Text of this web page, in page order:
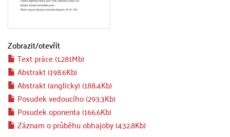
Zobrazit/otevřít
Text práce (1.281Mb)
Abstrakt (198.6Kb)
Abstrakt (anglicky) (188.4Kb)
Posudek vedoucího (293.3Kb)
Posudek oponenta (166.6Kb)
Záznam o průběhu obhajoby (432.8Kb)